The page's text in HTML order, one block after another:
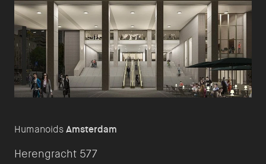
HumanoidsAmsterdam
Herengracht 577